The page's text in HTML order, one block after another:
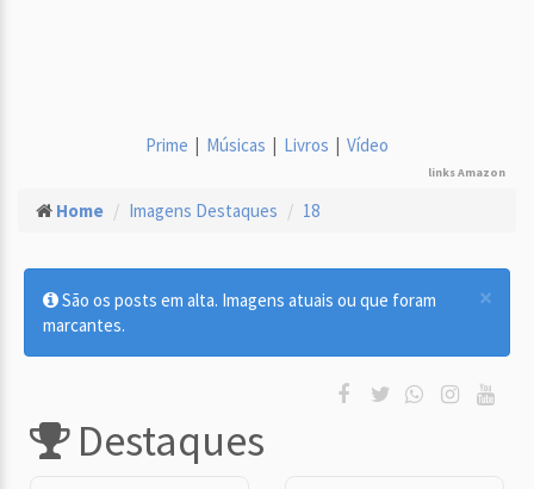
Prime | Músicas | Livros | Vídeo
links Amazon
Home Imagens Destaques 18
×
São os posts em alta. Imagens atuais ou que foram
marcantes.
Destaques